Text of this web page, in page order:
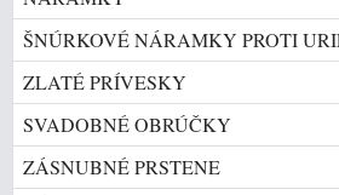
ŠNÚRKOVÉ NÁRAMKY PROTI
ZLATÉ PRÍVESKY
SVADOBNÉ OBRÚČKY
ZÁSNUBNÉ PRSTENE